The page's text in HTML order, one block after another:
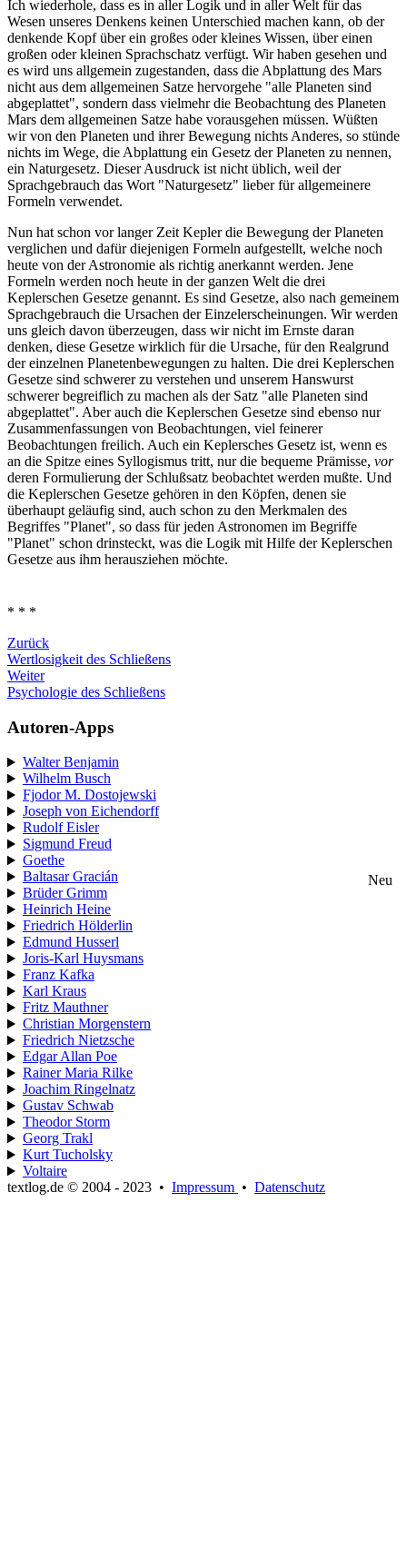
Ich wiederhole, dass es in aller Logik und in aller Welt für das
Wesen unseres Denkens keinen Unterschied machen kann, ob der
denkende Kopf über ein großes oder kleines Wissen, über einen
großen oder kleinen Sprachschatz verfügt. Wir haben gesehen und
es wird uns allgemein zugestanden, dass die Abplattung des Mars
nicht aus dem allgemeinen Satze hervorgehe "alle Planeten sind
abgeplattet", sondern dass vielmehr die Beobachtung des Planeten
Mars dem allgemeinen Satze habe vorausgehen müssen. Wüßten
wir von den Planeten und ihrer Bewegung nichts Anderes, so stünde
nichts im Wege, die Abplattung ein Gesetz der Planeten zu nennen,
ein Naturgesetz. Dieser Ausdruck ist nicht üblich, weil der
Sprachgebrauch das Wort "Naturgesetz" lieber für allgemeinere
Formeln verwendet.
Nun hat schon vor langer Zeit Kepler die Bewegung der Planeten
verglichen und dafür diejenigen Formeln aufgestellt, welche noch
heute von der Astronomie als richtig anerkannt werden. Jene
Formeln werden noch heute in der ganzen Welt die drei
Keplerschen Gesetze genannt. Es sind Gesetze, also nach gemeinem
Sprachgebrauch die Ursachen der Einzelerscheinungen. Wir werden
uns gleich davon überzeugen, dass wir nicht im Ernste daran
denken, diese Gesetze wirklich für die Ursache, für den Realgrund
der einzelnen Planetenbewegungen zu halten. Die drei Keplerschen
Gesetze sind schwerer zu verstehen und unserem Hanswurst
schwerer begreiflich zu machen als der Satz "alle Planeten sind
abgeplattet". Aber auch die Keplerschen Gesetze sind ebenso nur
Zusammenfassungen von Beobachtungen, viel feinerer
Beobachtungen freilich. Auch ein Keplersches Gesetz ist, wenn es
an die Spitze eines Syllogismus tritt, nur die bequeme Prämisse, vor
deren Formulierung der Schlußsatz beobachtet werden mußte. Und
die Keplerschen Gesetze gehören in den Köpfen, denen sie
überhaupt geläufig sind, auch schon zu den Merkmalen des
Begriffes "Planet", so dass für jeden Astronomen im Begriffe
"Planet" schon drinsteckt, was die Logik mit Hilfe der Keplerschen
Gesetze aus ihm herausziehen möchte.
* * *
Zurück
Wertlosigkeit des Schließens
Weiter
Psychologie des Schließens
Autoren-Apps
Walter Benjamin
Wilhelm Busch
Fjodor M. Dostojewski
Joseph von Eichendorff
Rudolf Eisler
Sigmund Freud
Goethe
Baltasar Gracián
Neu
Brüder Grimm
Heinrich Heine
Friedrich Hölderlin
Edmund Husserl
Joris-Karl Huysmans
Franz Kafka
Karl Kraus
Fritz Mauthner
Christian Morgenstern
Friedrich Nietzsche
Edgar Allan Poe
Rainer Maria Rilke
Joachim Ringelnatz
Gustav Schwab
Theodor Storm
Georg Trakl
Kurt Tucholsky
Voltaire
textlog.de © 2004 - 2023 • Impressum • Datenschutz